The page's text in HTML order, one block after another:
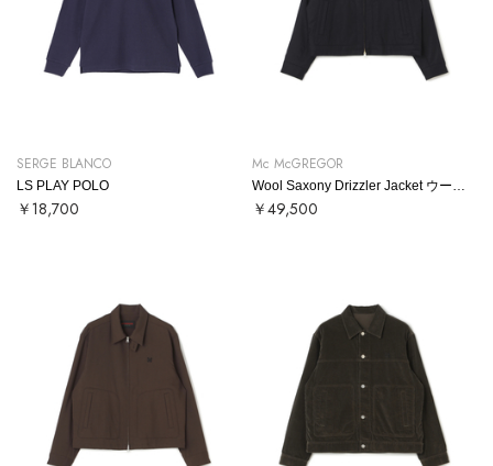
SERGE BLANCO
LS PLAY POLO
￥18,700
Mc McGREGOR
Wool Saxony Drizzler Jacket ウールサキソニードリズラー
￥49,500